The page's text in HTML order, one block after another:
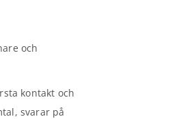
och
kontakt och
svarar på